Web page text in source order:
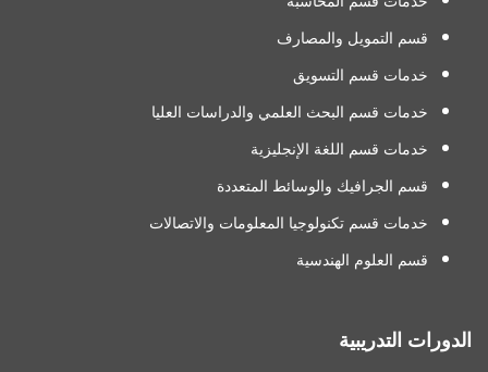
قسم التمويل والمصارف
خدمات قسم التسويق
خدمات قسم البحث العلمي والدراسات العليا
خدمات قسم اللغة الإنجليزية
قسم الجرافيك والوسائط المتعددة
خدمات قسم تكنولوجيا المعلومات والاتصالات
قسم العلوم الهندسية
الدورات التدريبية